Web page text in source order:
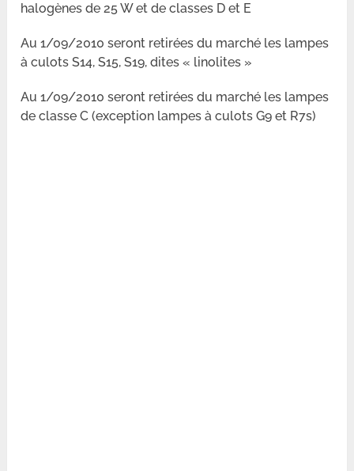
halogènes de 25 W et de classes D et E
Au 1/09/2010 seront retirées du marché les lampes
à culots S14, S15, S19, dites « linolites »
Au 1/09/2010 seront retirées du marché les lampes
de classe C (exception lampes à culots G9 et R7s)